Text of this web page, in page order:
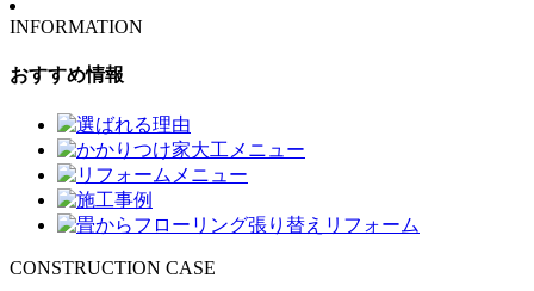
INFORMATION
おすすめ情報
CONSTRUCTION CASE